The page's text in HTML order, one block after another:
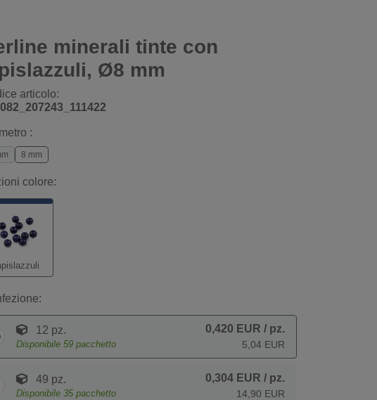
minerali tinte con
Ø8 mm
articolo:
:
8 mm
colore:
12 pz.
Disponibile 59 pacchetto
0,420 EUR / pz.
5,04 EUR
49 pz.
Disponibile 35 pacchetto
0,304 EUR / pz.
14,90 EUR